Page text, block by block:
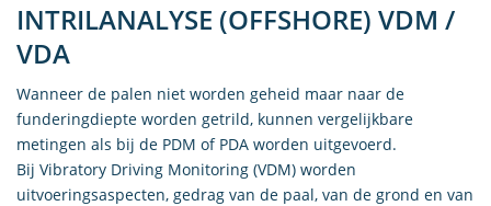
INTRILANALYSE (OFFSHORE) VDM /
VDA
Wanneer de palen niet worden geheid maar naar de
funderingdiepte worden getrild, kunnen vergelijkbare
metingen als bij de PDM of PDA worden uitgevoerd.
Bij Vibratory Driving Monitoring (VDM) worden
uitvoeringsaspecten, gedrag van de paal, van de grond en van